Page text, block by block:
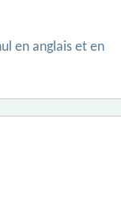
en anglais et en